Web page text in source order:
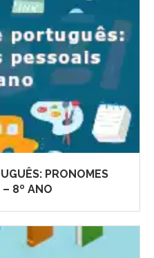
PRONOMES
– 8º ANO